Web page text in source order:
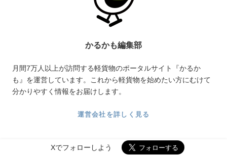
かるかも編集部
月間7万人以上が訪問する軽貨物のポータルサイト『かるか
も』を運営しています。これから軽貨物を始めたい方にむけて
分かりやすく情報をお届けします。
運営会社を詳しく見る
Xでフォローしよう